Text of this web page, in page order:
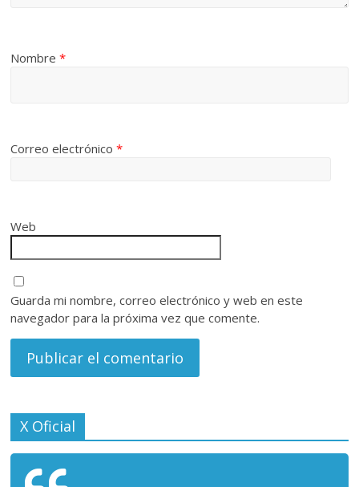
Nombre*
Correo electrónico*
Web
Guarda mi nombre, correo electrónico y web en este
navegador para la próxima vez que comente.
X Oficial